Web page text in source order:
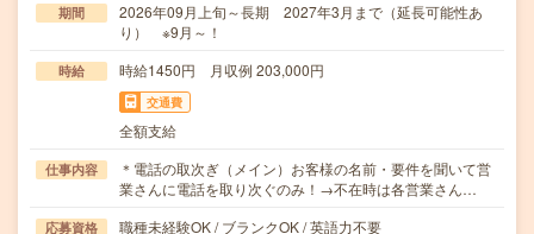
期間
2026年09月上旬～長期 2027年3月まで（延長可能性あ
り） ※9月～！
時給 時給1450円 月収例 203,000円
交通費
全額支給
仕事内容
＊電話の取次ぎ（メイン）お客様の名前・要件を聞いて営
業さんに電話を取り次ぐのみ！→不在時は各営業さん…
応募資格
職種未経験OK / ブランクOK / 英語力不要